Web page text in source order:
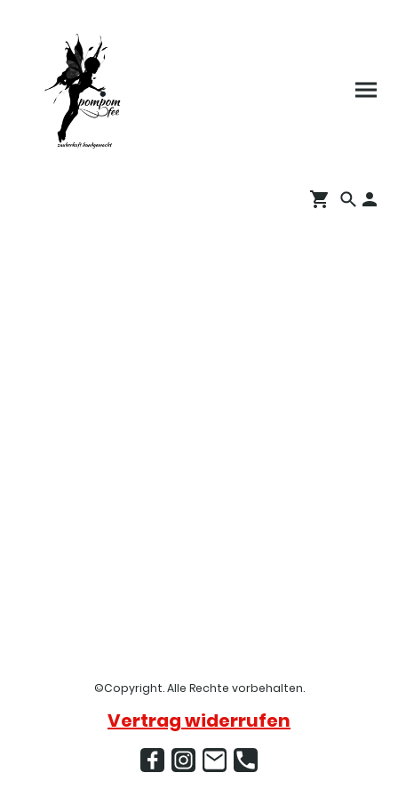
©Copyright. Alle Rechte vorbehalten.
Vertrag widerrufen